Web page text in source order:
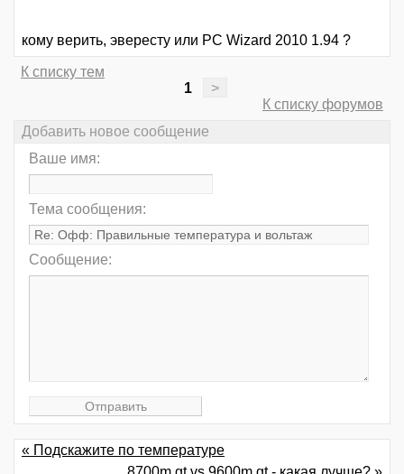
кому верить, эвересту или PC Wizard 2010 1.94 ?
К списку тем
1
>
К списку форумов
Добавить новое сообщение
Ваше имя:
Тема сообщения:
Сообщение:
« Подскажите по температуре